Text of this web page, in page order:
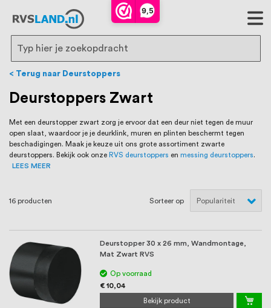
9,5
RVS Land is een écht familiebedrijf met
bijna 20 jaar ervaring in RVS producten
voor binnen- en buitenhuis, waaronder
trapleuningen, deurbeslag,
ventilatieroosters en bouwbeslag. In onze
webshop vind je het grootste assortiment
van Nederland en België, met meer dan
100.000 hoogwaardige RVS artikelen
tevens een eigen werkplaats waar we
RVS op maat produceren, geheel volgens
jouw specifieke wensen. Al sinds onze
oprichting staat persoonlijke service bij
ons voorop, want we geloven dat een
Search
Terug naar Deurstoppers
Deurstoppers Zwart
Met een deurstopper zwart zorg je ervoor dat een deur niet tegen de muur
open slaat, waardoor je je deurklink, muren en plinten beschermt tegen
beschadigingen. Maak je keuze uit ons grote assortiment zwarte
deurstoppers. Bekijk ook onze RVS deurstoppers en messing deurstoppers.
LEES MEER
16 producten Sorteer op
Deurstopper 30 x 26 mm, Wandmontage,
Mat Zwart RVS
Op voorraad
€ 10,04
Bekijk product